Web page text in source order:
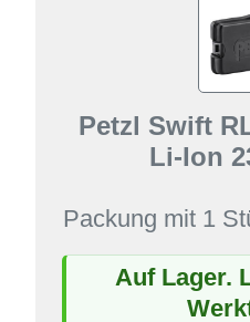
Petzl Swift
Li-Ion
Packung mit 1
Auf Lager.